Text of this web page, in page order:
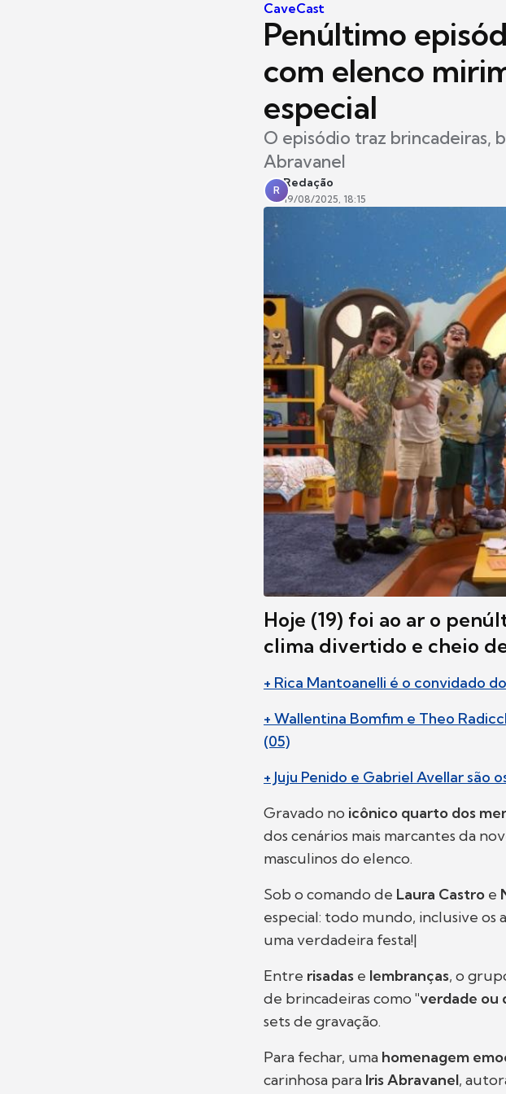
CaveCast
Penúltimo
com elenco
especial
O episódio traz brincadeiras,
Abravanel
R
Redação
19/08/2025, 18:15
Hoje (19) foi ao ar o
clima divertido e cheio
+ Rica Mantoanelli é o convidado
+ Wallentina Bomfim e Theo
(05)
+ Juju Penido e Gabriel Avellar
Gravado no icônico quarto dos
dos cenários mais marcantes da
masculinos do elenco.
Sob o comando de Laura Castro e
especial: todo mundo, inclusive os
uma verdadeira festa!|
Entre risadas e lembranças, o
de brincadeiras como "verdade ou
sets de gravação.
Para fechar, uma homenagem
carinhosa para Iris Abravanel,